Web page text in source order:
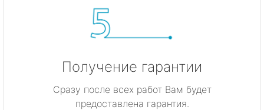
Получение гарантии
Сразу после всех работ Вам будет
предоставлена гарантия.